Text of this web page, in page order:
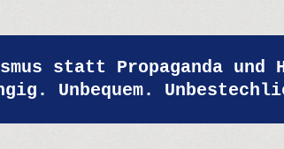
statt Propaganda und
Unbequem.